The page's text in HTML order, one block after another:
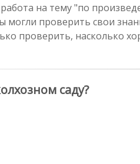
на тему "по
могли проверить свои
проверить, насколько
саду?